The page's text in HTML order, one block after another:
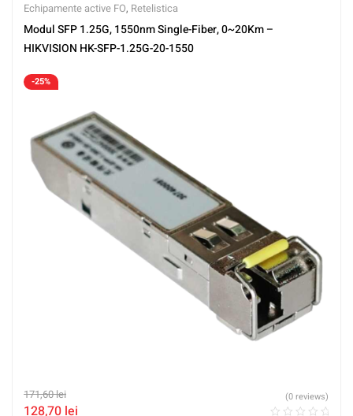
Echipamente active FO, Retelistica
Modul SFP 1.25G, 1550nm Single-Fiber, 0~20Km –
HIKVISION HK-SFP-1.25G-20-1550
-25%
171,60lei
128,70 lei
(0 reviews)